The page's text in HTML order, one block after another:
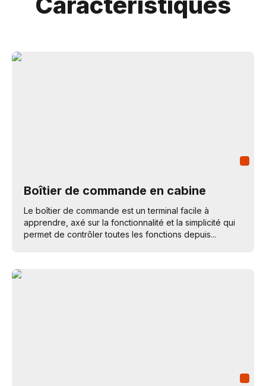
Boîtier de commande en cabine
Le boîtier de commande est un terminal facile à
apprendre, axé sur la fonctionnalité et la simplicité qui
permet de contrôler toutes les fonctions depuis...